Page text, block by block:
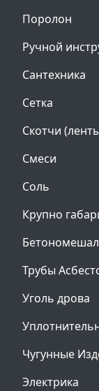
Поролон
Ручной
Сантехника
Сетка
Скотчи
Смеси
Соль
Крупно
Трубы
Уголь дрова
Чугунные
Электрика